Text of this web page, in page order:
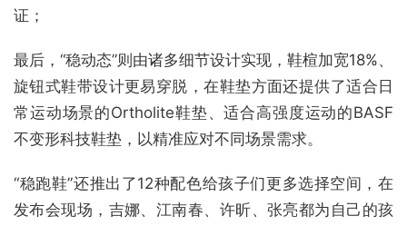
证；
最后，“稳动态”则由诸多细节设计实现，鞋楦加宽18%、
旋钮式鞋带设计更易穿脱，在鞋垫方面还提供了适合日
常运动场景的Ortholite鞋垫、适合高强度运动的BASF
不变形科技鞋垫，以精准应对不同场景需求。
“稳跑鞋”还推出了12种配色给孩子们更多选择空间，在
发布会现场，吉娜、江南春、许昕、张亮都为自己的孩